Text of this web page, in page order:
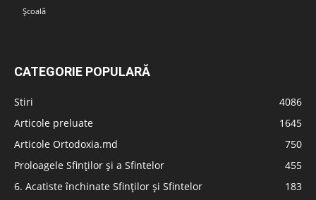
Școală
CATEGORIE POPULARĂ
Stiri
4086
Articole preluate
1645
Articole Ortodoxia.md
750
Proloagele Sfinților și a Sfintelor
455
6. Acatiste închinate Sfinților și Sfintelor
183